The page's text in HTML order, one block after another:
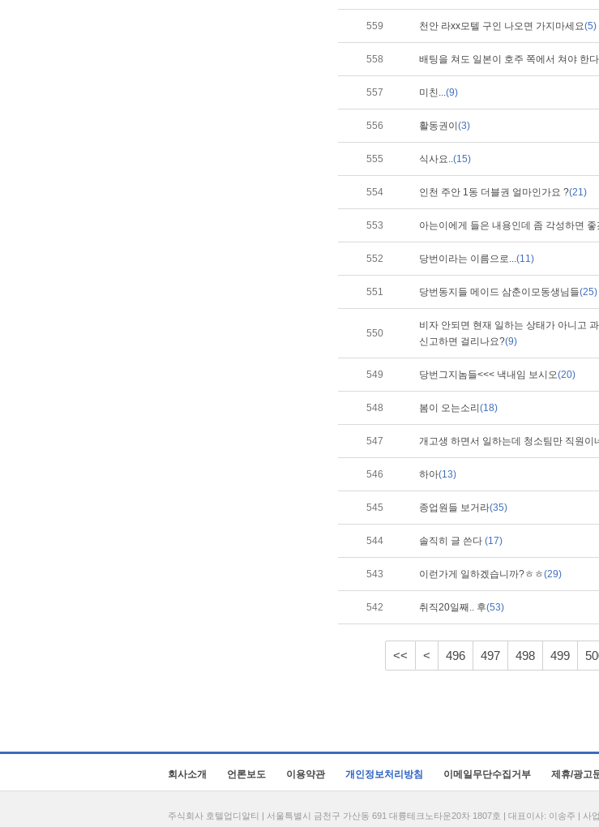
559 천안 라xx모텔 구인 나오면 가지마세요(5)
558 배팅을 쳐도 일본이 호주 쪽에서 쳐야 한다
557 미친...(9)
556 활동권이 (3)
555 식사요..(15)
554 인천 주안 1동 더블권 얼마인가요 ?(21)
553 아는이에게 들은 내용인데 좀 각성하면 좋
552 당번이라는 이름으로...(11)
551 당번동지들 메이드 삼춘이모동생님들(25)
550
비자 안되면 현재 일하는 상태가 아니고
신고하면 걸리나요?(9)
549 당번그지놈들<<< 낵내임 보시오(20)
548 봄이 오는소리 (18)
547 개고생 하면서 일하는데 청소팀만 직원이
546 하아(13)
545 종업원들 보거라(35)
544 솔직히 글 쓴다 (17)
543 이런가게 일하겠습니까?ㅎㅎ(29)
542 취직20일째.. 후(53)
<< < 496 497 498 499
회사소개 언론보도 이용약관 개인정보처리방침 이메일무단수집거부 제휴/광고
주식회사 호텔업디알티 | 서울특별시 금천구 가산동 691 대륭테크노타운20차 1807호 | 대표이사: 이송주 | 사